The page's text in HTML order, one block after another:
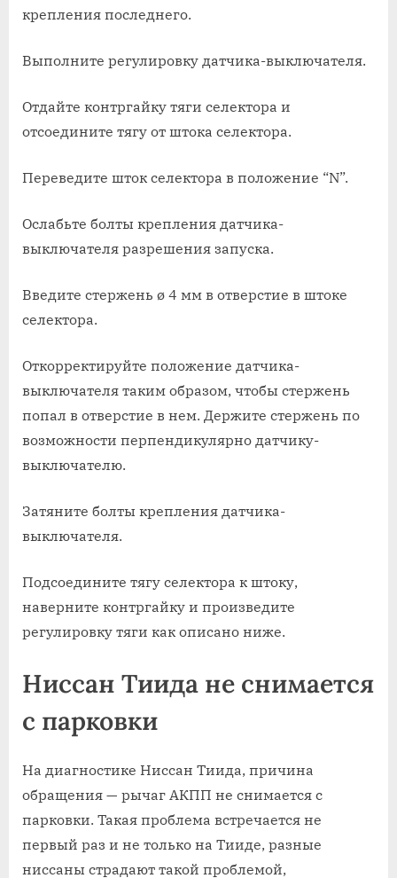
крепления последнего.
Выполните регулировку датчика-выключателя.
Отдайте контргайку тяги селектора и
отсоедините тягу от штока селектора.
Переведите шток селектора в положение “N”.
Ослабьте болты крепления датчика-
выключателя разрешения запуска.
Введите стержень ø 4 мм в отверстие в штоке
селектора.
Откорректируйте положение датчика-
выключателя таким образом, чтобы стержень
попал в отверстие в нем. Держите стержень по
возможности перпендикулярно датчику-
выключателю.
Затяните болты крепления датчика-
выключателя.
Подсоедините тягу селектора к штоку,
наверните контргайку и произведите
регулировку тяги как описано ниже.
Ниссан Тиида не снимается
с парковки
На диагностике Ниссан Тиида, причина
обращения — рычаг АКПП не снимается с
парковки. Такая проблема встречается не
первый раз и не только на Тииде, разные
ниссаны страдают такой проблемой,